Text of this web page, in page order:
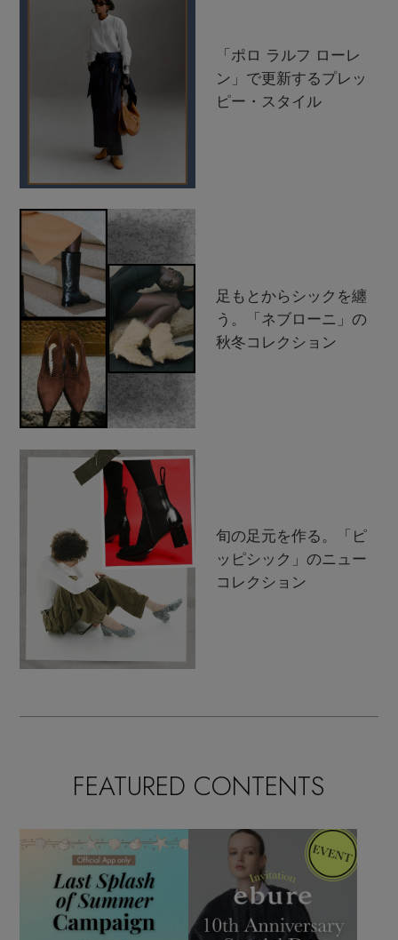
「ポロ ラルフ ローレ
ン」で更新するプレッ
ピー・スタイル
足もとからシックを纏
う。「ネブローニ」の
秋冬コレクション
旬の足元を作る。「ピ
ッピシック」のニュー
コレクション
FEATURED CONTENTS